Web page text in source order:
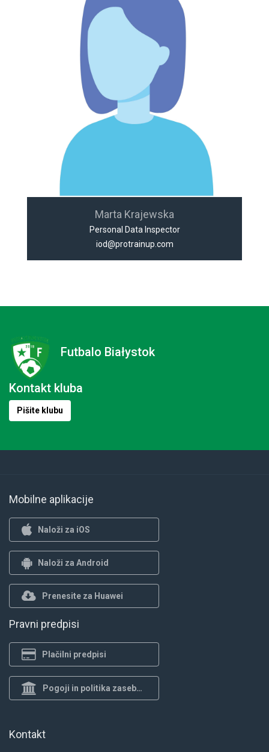
Marta Krajewska
Personal Data Inspector
iod@protrainup.com
Futbalo Białystok
Kontakt kluba
Pišite klubu
Mobilne aplikacije
Naloži za iOS
Naloži za Android
Prenesite za Huawei
Pravni predpisi
Plačilni predpisi
Pogoji in politika zasebnosti
Kontakt